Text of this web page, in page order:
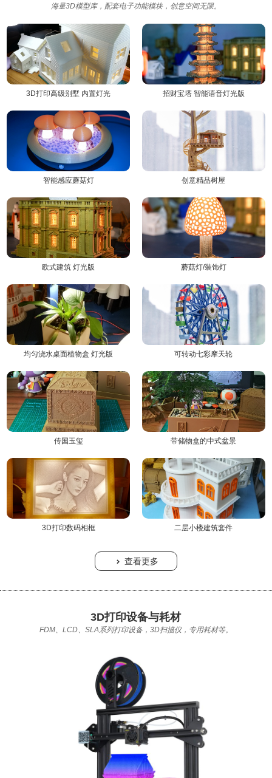
海量3D模型库，配套电子功能模块，创意空间无限。
3D打印高级别墅 内置灯光 招财宝塔 智能语音灯光版
智能感应蘑菇灯 创意精品树屋
欧式建筑 灯光版 蘑菇灯/装饰灯
均匀浇水桌面植物盒 灯光版 可转动七彩摩天轮
传国玉玺 带储物盒的中式盆景
3D打印数码相框 二层小楼建筑套件
 查看更多
3D打印设备与耗材
FDM、LCD、SLA系列打印设备，3D扫描仪，专用耗材等。